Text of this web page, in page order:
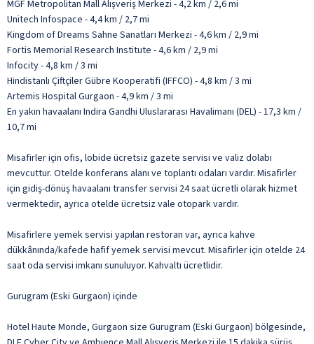
MGF Metropolitan Mall Alışveriş Merkezi - 4,2 km / 2,6 mi
Unitech Infospace - 4,4 km / 2,7 mi
Kingdom of Dreams Sahne Sanatları Merkezi - 4,6 km / 2,9 mi
Fortis Memorial Research Institute - 4,6 km / 2,9 mi
Infocity - 4,8 km / 3 mi
Hindistanlı Çiftçiler Gübre Kooperatifi (IFFCO) - 4,8 km / 3 mi
Artemis Hospital Gurgaon - 4,9 km / 3 mi
En yakın havaalanı Indira Gandhi Uluslararası Havalimanı (DEL) - 17,3 km /
10,7 mi
Misafirler için ofis, lobide ücretsiz gazete servisi ve valiz dolabı
mevcuttur. Otelde konferans alanı ve toplantı odaları vardır. Misafirler
için gidiş-dönüş havaalanı transfer servisi 24 saat ücretli olarak hizmet
vermektedir, ayrıca otelde ücretsiz vale otopark vardır.
Misafirlere yemek servisi yapılan restoran var, ayrıca kahve
dükkânında/kafede hafif yemek servisi mevcut. Misafirler için otelde 24
saat oda servisi imkanı sunuluyor. Kahvaltı ücretlidir.
Gurugram (Eski Gurgaon) içinde
Hotel Haute Monde, Gurgaon size Gurugram (Eski Gurgaon) bölgesinde,